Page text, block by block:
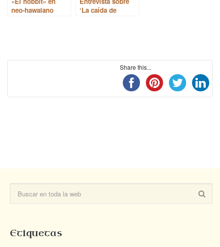
neo-hawaiano
‘La caída de
Share this...
Etiquetas